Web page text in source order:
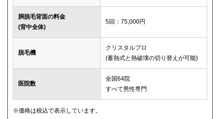
胴脱毛背面の料金
(背中全体)
5回：75,000円
脱毛機
クリスタルプロ
(蓄熱式と熱破壊の切り替えが可能)
医院数
全国64院
すべて男性専門
※価格は税込で表示しています。